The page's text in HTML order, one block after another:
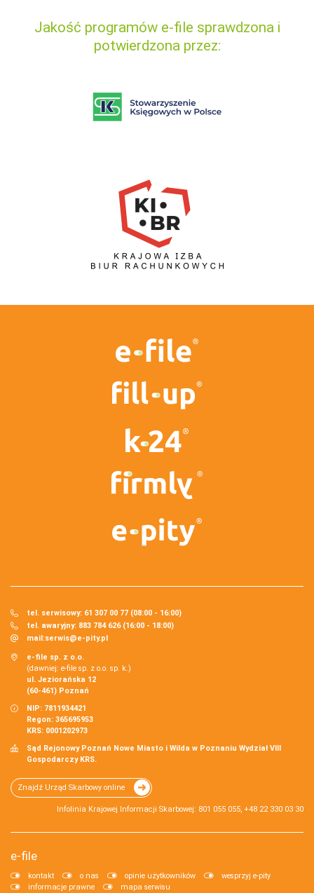
Jakość programów e-file sprawdzona i
potwierdzona przez:
tel. serwisowy: 61 307 00 77 (08:00 - 16:00)
tel. awaryjny: 883 784 626 (16:00 - 18:00)
mail:serwis@e-pity.pl
e-file sp. z o.o.
(dawniej: e-file sp. z o.o. sp. k.)
ul. Jeziorańska 12
(60-461) Poznań
NIP: 7811934421
Regon: 365695953
KRS: 0001202973
Sąd Rejonowy Poznań Nowe Miasto i Wilda w Poznaniu Wydział VIII
Gospodarczy KRS.
Znajdź Urząd Skarbowy online
Infolinia Krajowej Informacji Skarbowej: 801 055 055, +48 22 330 03 30
e-file
kontakt o nas opinie użytkowników
wesprzyj e-pity
informacje prawne
mapa serwisu